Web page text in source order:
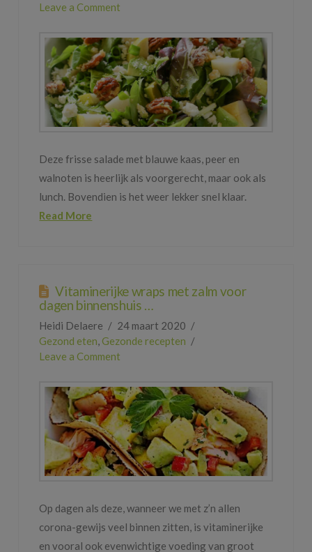
Leave a Comment
Deze frisse salade met blauwe kaas, peer en
walnoten is heerlijk als voorgerecht, maar ook als
lunch. Bovendien is het weer lekker snel klaar.
Read More
Vitaminerijke wraps met zalm voor
dagen binnenshuis …
Heidi Delaere
24 maart 2020
Gezond eten,Gezonde recepten
Leave a Comment
Op dagen als deze, wanneer we met z’n allen
corona-gewijs veel binnen zitten, is vitaminerijke
en vooral ook evenwichtige voeding van groot